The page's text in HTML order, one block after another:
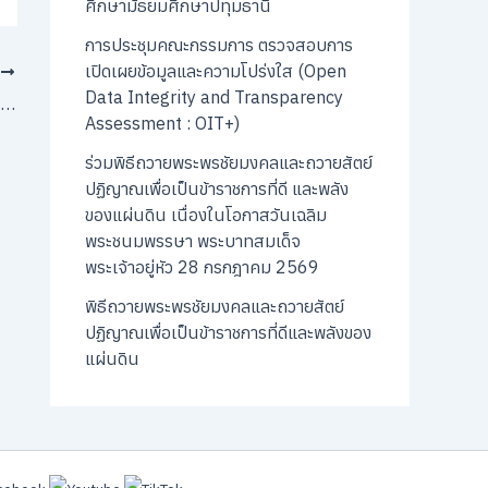
การรายงานตัวเพื่อบรรจุและแต่งตั้งบุคคลเข้ารับราชการ เป็นข้าราชการครูและบุคลากรทางการศึกษา ตำแหน่งครูผู้ช่วย กรณีที่มีความจำเป็นหรือมีเหตุพิเศษ
ศึกษามัธยมศึกษาปทุมธานี
การประชุมคณะกรรมการ ตรวจสอบการ
เปิดเผยข้อมูลและความโปร่งใส (Open
Data Integrity and Transparency
Assessment : OIT+)
ร่วมพิธีถวายพระพรชัยมงคลและถวายสัตย์
ปฏิญาณเพื่อเป็นข้าราชการที่ดี และพลัง
ของแผ่นดิน เนื่องในโอกาสวันเฉลิม
พระชนมพรรษา พระบาทสมเด็จ
พระเจ้าอยู่หัว 28 กรกฎาคม 2569
พิธีถวายพระพรชัยมงคลและถวายสัตย์
ปฏิญาณเพื่อเป็นข้าราชการที่ดีและพลังของ
แผ่นดิน